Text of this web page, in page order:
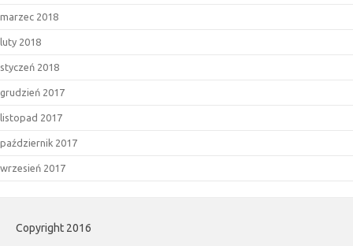
marzec 2018
luty 2018
styczeń 2018
grudzień 2017
listopad 2017
październik 2017
wrzesień 2017
Copyright 2016